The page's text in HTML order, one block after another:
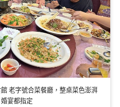
老字號合菜餐廳，整桌菜色澎湃
宴都指定